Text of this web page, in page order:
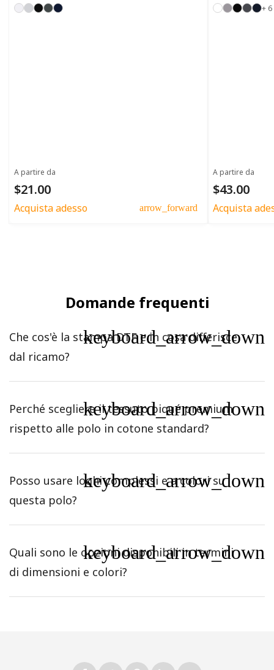
A partire da
$21.00
Acquista adesso arrow_forward
+ 6
A partire da
$43.00
Acquista
Domande frequenti
Che cos'è la stampa DTF e in cosa differisce
dal ricamo?
keyboard_arrow_down
Perché scegliere il tessuto piqué premium
rispetto alle polo in cotone standard?
keyboard_arrow_down
Posso usare loghi complessi e a colori su
questa polo?
keyboard_arrow_down
Quali sono le opzioni disponibili in termini
di dimensioni e colori?
keyboard_arrow_down